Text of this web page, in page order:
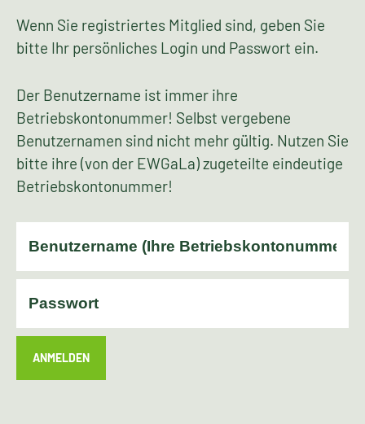
Wenn Sie registriertes Mitglied sind, geben Sie
bitte Ihr persönliches Login und Passwort ein.
Der Benutzername ist immer ihre
Betriebskontonummer! Selbst vergebene
Benutzernamen sind nicht mehr gültig. Nutzen Sie
bitte ihre (von der EWGaLa) zugeteilte eindeutige
Betriebskontonummer!
ANMELDEN